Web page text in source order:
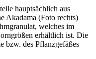
hauptsächlich aus
Akadama (Foto rechts)
welches im
erhältlich ist. Die
bzw. des Pflanzgefäßes